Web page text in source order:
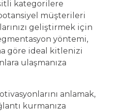
kategorilere
müşterileri
geliştirmek için
yöntemi,
göre ideal kitlenizi
ulaşmanıza
anlamak,
kurmanıza